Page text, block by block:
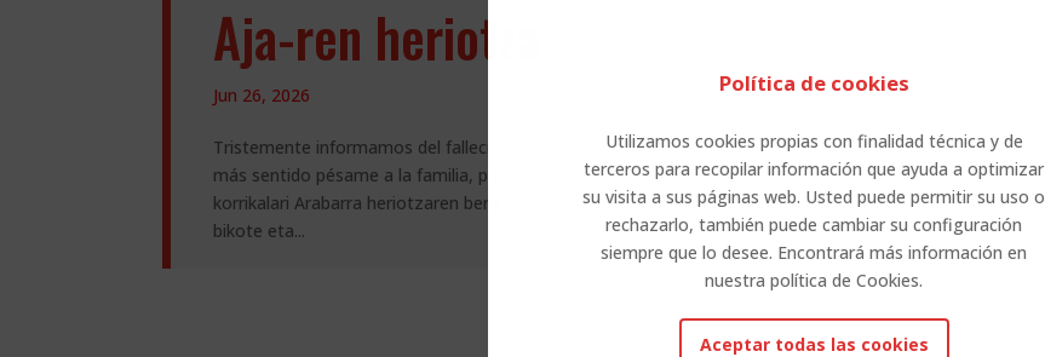
Aja-ren heriotza
Jun 26, 2026
Tristemente informamos del fallecimiento de la atleta Alavesa Txaro Alonso. Nuestro
más sentido pésame a la familia, pareja y amigos. D.E.P Tamalez, Txaro Alonso
korrikalari Arabarra heriotzaren berri eman dugu. Doluminak eman nahi dizkiegu familia,
bikote eta...
Política de cookies
Utilizamos cookies propias con finalidad técnica y de
terceros para recopilar información que ayuda a optimizar
su visita a sus páginas web. Usted puede permitir su uso o
rechazarlo, también puede cambiar su configuración
siempre que lo desee. Encontrará más información en
nuestra política de Cookies.
Aceptar todas las cookies